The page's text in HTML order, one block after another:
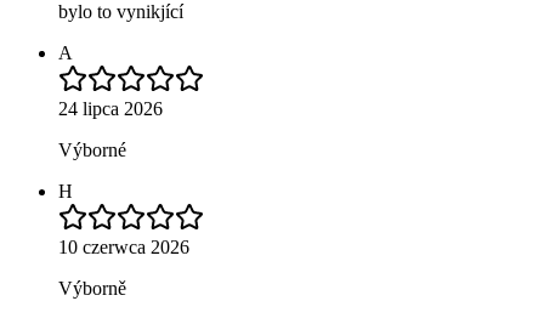
bylo to vynikjící
A
24 lipca 2026
Výborné
H
10 czerwca 2026
Výborně